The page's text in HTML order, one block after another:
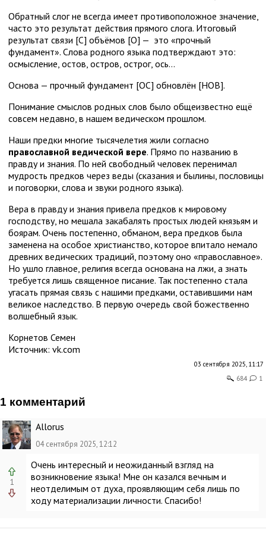
Обратный слог не всегда имеет противоположное значение,
часто это результат действия прямого слога. Итоговый
результат связи [С] объёмов [О] — это «прочный
фундамент». Слова родного языка подтверждают это:
осмысление, остов, остров, острог, ось…
Основа — прочный фундамент [ОС] обновлён [НОВ].
Понимание смыслов родных слов было общеизвестно ещё
совсем недавно, в нашем ведическом прошлом.
Наши предки многие тысячелетия жили согласно
православной ведической вере. Прямо по названию в
правду и знания. По ней свободный человек перенимал
мудрость предков через веды (сказания и былины, пословицы
и поговорки, слова и звуки родного языка).
Вера в правду и знания привела предков к мировому
господству, но мешала закабалять простых людей князьям и
боярам. Очень постепенно, обманом, вера предков была
заменена на особое христианство, которое впитало немало
древних ведических традиций, поэтому оно «православное».
Но ушло главное, религия всегда основана на лжи, а знать
требуется лишь священное писание. Так постепенно стала
угасать прямая связь с нашими предками, оставившими нам
великое наследство. В первую очередь свой божественно
волшебный язык.
Корнетов Семен
Источник: vk.com
03 сентября 2025, 11:17
684
1
1 комментарий
Allorus
04 сентября 2025, 12:12
1
Очень интересный и неожиданный взгляд на
возникновение языка! Мне он казался вечным и
неотделимым от духа, проявляющим себя лишь по
ходу материализации личности. Спасибо!